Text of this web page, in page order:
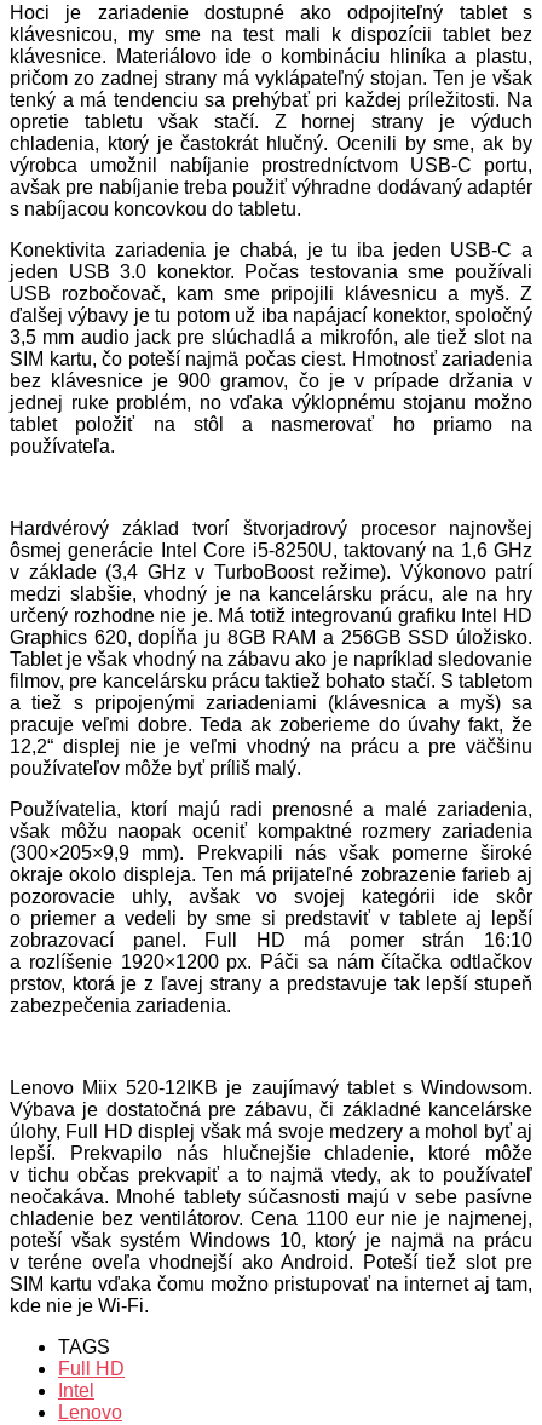
Hoci je zariadenie dostupné ako odpojiteľný tablet s
klávesnicou, my sme na test mali k dispozícii tablet bez
klávesnice. Materiálovo ide o kombináciu hliníka a plastu,
pričom zo zadnej strany má vyklápateľný stojan. Ten je však
tenký a má tendenciu sa prehýbať pri každej príležitosti. Na
opretie tabletu však stačí. Z hornej strany je výduch
chladenia, ktorý je častokrát hlučný. Ocenili by sme, ak by
výrobca umožnil nabíjanie prostredníctvom USB-C portu,
avšak pre nabíjanie treba použiť výhradne dodávaný adaptér
s nabíjacou koncovkou do tabletu.
Konektivita zariadenia je chabá, je tu iba jeden USB-C a
jeden USB 3.0 konektor. Počas testovania sme používali
USB rozbočovač, kam sme pripojili klávesnicu a myš. Z
ďalšej výbavy je tu potom už iba napájací konektor, spoločný
3,5 mm audio jack pre slúchadlá a mikrofón, ale tiež slot na
SIM kartu, čo poteší najmä počas ciest. Hmotnosť zariadenia
bez klávesnice je 900 gramov, čo je v prípade držania v
jednej ruke problém, no vďaka výklopnému stojanu možno
tablet položiť na stôl a nasmerovať ho priamo na
používateľa.
Hardvérový základ tvorí štvorjadrový procesor najnovšej
ôsmej generácie Intel Core i5-8250U, taktovaný na 1,6 GHz
v základe (3,4 GHz v TurboBoost režime). Výkonovo patrí
medzi slabšie, vhodný je na kancelársku prácu, ale na hry
určený rozhodne nie je. Má totiž integrovanú grafiku Intel HD
Graphics 620, dopĺňa ju 8GB RAM a 256GB SSD úložisko.
Tablet je však vhodný na zábavu ako je napríklad sledovanie
filmov, pre kancelársku prácu taktiež bohato stačí. S tabletom
a tiež s pripojenými zariadeniami (klávesnica a myš) sa
pracuje veľmi dobre. Teda ak zoberieme do úvahy fakt, že
12,2“ displej nie je veľmi vhodný na prácu a pre väčšinu
používateľov môže byť príliš malý.
Používatelia, ktorí majú radi prenosné a malé zariadenia,
však môžu naopak oceniť kompaktné rozmery zariadenia
(300×205×9,9 mm). Prekvapili nás však pomerne široké
okraje okolo displeja. Ten má prijateľné zobrazenie farieb aj
pozorovacie uhly, avšak vo svojej kategórii ide skôr
o priemer a vedeli by sme si predstaviť v tablete aj lepší
zobrazovací panel. Full HD má pomer strán 16:10
a rozlíšenie 1920×1200 px. Páči sa nám čítačka odtlačkov
prstov, ktorá je z ľavej strany a predstavuje tak lepší stupeň
zabezpečenia zariadenia.
Lenovo Miix 520-12IKB je zaujímavý tablet s Windowsom.
Výbava je dostatočná pre zábavu, či základné kancelárske
úlohy, Full HD displej však má svoje medzery a mohol byť aj
lepší. Prekvapilo nás hlučnejšie chladenie, ktoré môže
v tichu občas prekvapiť a to najmä vtedy, ak to používateľ
neočakáva. Mnohé tablety súčasnosti majú v sebe pasívne
chladenie bez ventilátorov. Cena 1100 eur nie je najmenej,
poteší však systém Windows 10, ktorý je najmä na prácu
v teréne oveľa vhodnejší ako Android. Poteší tiež slot pre
SIM kartu vďaka čomu možno pristupovať na internet aj tam,
kde nie je Wi-Fi.
TAGS
Full HD
Intel
Lenovo